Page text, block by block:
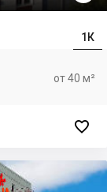
1К
от 40 м²
